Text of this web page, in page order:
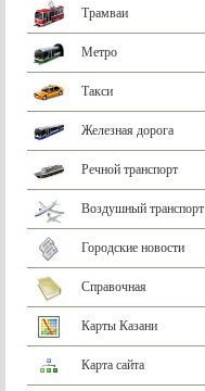
Трамваи
Метро
Такси
Железная дорога
Речной транспорт
Воздушный транспорт
Городские новости
Справочная
Карты Казани
Карта сайта